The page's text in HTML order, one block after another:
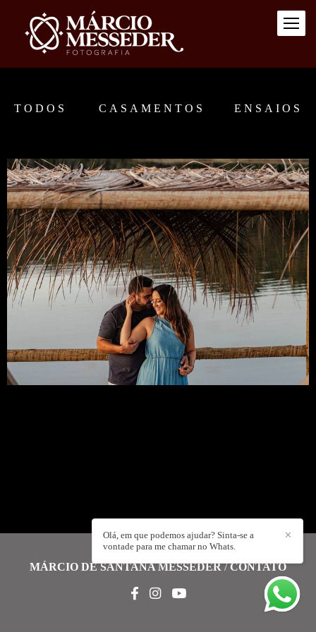
TODOS CASAMENTOS ENSAIOS
MÁRCIO DE SANTANA MESSEDER/CONTATO
✕
Olá, em que podemos ajudar? Sinta-se a
vontade para me chamar no Whats.